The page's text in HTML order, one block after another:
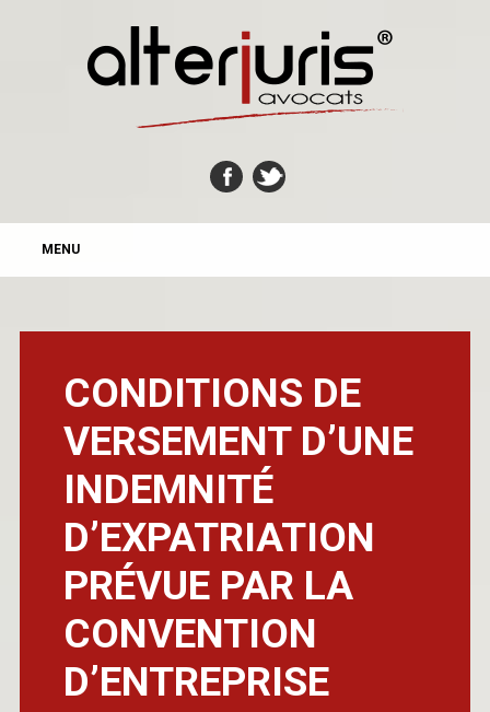
MAIN MENU
MENU
CONDITIONS DE
VERSEMENT D’UNE
INDEMNITÉ
D’EXPATRIATION
PRÉVUE PAR LA
CONVENTION
D’ENTREPRISE